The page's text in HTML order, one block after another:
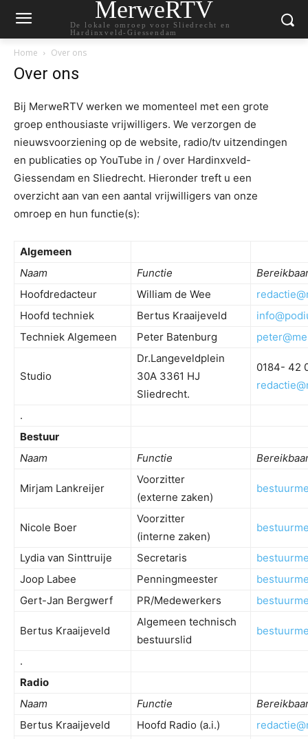
MerweRTV
De lokale omroep voor Sliedrecht en
Hardinxveld-Giessendam
Home Over ons
Over ons
Bij MerweRTV werken we momenteel met een grote
groep enthousiaste vrijwilligers. We verzorgen de
nieuwsvoorziening op de website, radio/tv uitzendingen
en publicaties op YouTube in / over Hardinxveld-
Giessendam en Sliedrecht. Hieronder treft u een
overzicht aan van een aantal vrijwilligers van onze
omroep en hun functie(s):
Algemeen
Naam
Functie
Hoofdredacteur
William de Wee
Hoofd techniek
Bertus Kraaijeveld
Techniek Algemeen
Peter Batenburg
Studio
Dr.Langeveldplein
30A 3361 HJ
Sliedrecht.
0184- 42
.
Bestuur
Naam
Functie
Mirjam Lankreijer
Voorzitter
(externe zaken)
Nicole Boer
Voorzitter
(interne zaken)
Lydia van Sinttruije Secretaris
Joop Labee
Penningmeester
Gert-Jan Bergwerf
PR/Medewerkers
Bertus Kraaijeveld
Algemeen technisch
bestuurslid
.
Radio
Naam
Functie
Bertus Kraaijeveld
Hoofd Radio (a.i.)